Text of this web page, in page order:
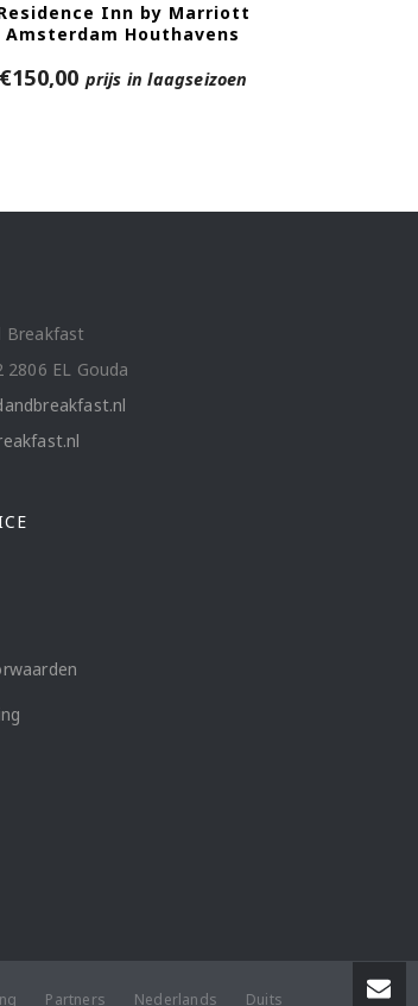
Inn by Marriott
Amsterdam Houthavens
€150,00 prijs in laagseizoen
Breakfast
2806 EL Gouda
Partners Nederlands Duits